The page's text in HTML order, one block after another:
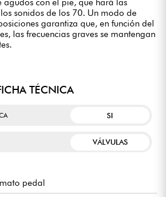
agudos con el pie, que hará las
sonidos de los 70. Un modo de
garantiza que, en función del
las frecuencias graves se mantengan
TÉCNICA
SI
VÁLVULAS
pedal